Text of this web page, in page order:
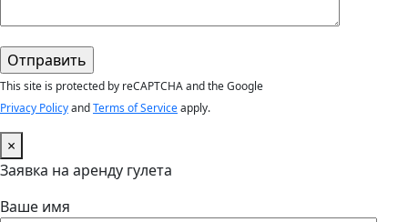
This site is protected by reCAPTCHA and the Google
Privacy PolicyandTerms of Serviceapply.
×
Заявка на аренду гулета
Ваше имя